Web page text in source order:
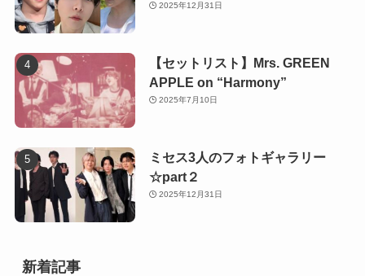
2025年12月31日
【セットリスト】Mrs. GREEN
APPLE on “Harmony”
2025年7月10日
ミセス3人のフォトギャラリー
☆part２
2025年12月31日
新着記事